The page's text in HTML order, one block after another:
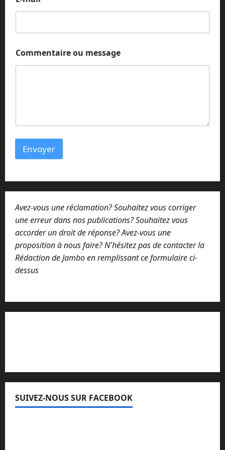
s
a
e
Commentaire ou message
Envoyer
Avez-vous une réclamation? Souhaitez vous corriger
une erreur dans nos publications? Souhaitez vous
accorder un droit de réponse? Avez-vous une
proposition à nous faire? N'hésitez pas de contacter la
Rédaction de Jambo en remplissant ce formulaire ci-
dessus
SUIVEZ-NOUS SUR FACEBOOK